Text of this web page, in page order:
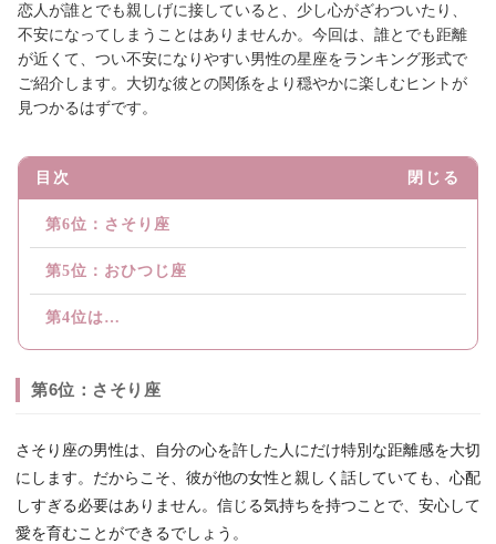
恋人が誰とでも親しげに接していると、少し心がざわついたり、
不安になってしまうことはありませんか。今回は、誰とでも距離
が近くて、つい不安になりやすい男性の星座をランキング形式で
ご紹介します。大切な彼との関係をより穏やかに楽しむヒントが
見つかるはずです。
目次 閉じる
第6位：さそり座
第5位：おひつじ座
第4位は…
第6位：さそり座
さそり座の男性は、自分の心を許した人にだけ特別な距離感を大切
にします。だからこそ、彼が他の女性と親しく話していても、心配
しすぎる必要はありません。信じる気持ちを持つことで、安心して
愛を育むことができるでしょう。